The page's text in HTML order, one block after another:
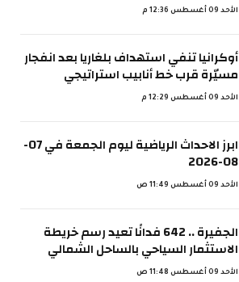
الأحد 09 أغسطس 12:36 م
أوكرانيا تنفي استهداف بلغاريا بعد انفجار
مسيّرة قرب خط أنابيب استراتيجي
الأحد 09 أغسطس 12:29 م
ابرز الاحداث الرياضية ليوم الجمعة في 07-
08-2026
الأحد 09 أغسطس 11:49 ص
الجفيرة .. 642 فدانًا تعيد رسم خريطة
الاستثمار السياحي بالساحل الشمالي
الأحد 09 أغسطس 11:48 ص